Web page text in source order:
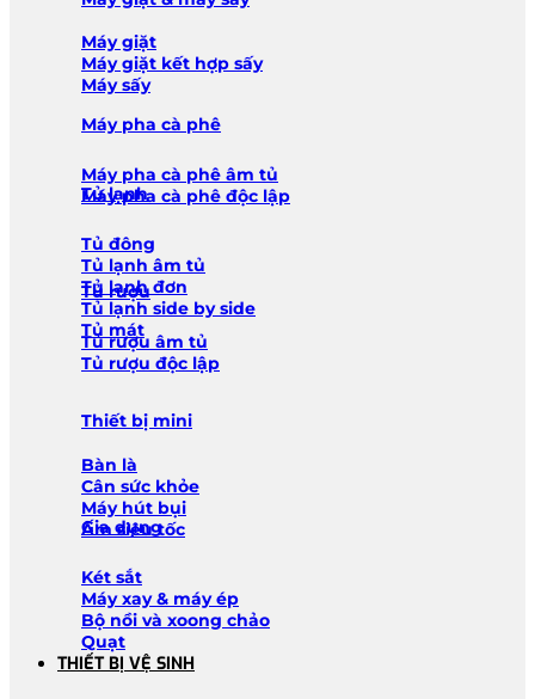
Máy giặt
Máy giặt kết hợp sấy
Máy sấy
Máy pha cà phê
Máy pha cà phê âm tủ
Máy pha cà phê độc lập
Tủ lạnh
Tủ đông
Tủ lạnh âm tủ
Tủ lạnh đơn
Tủ lạnh side by side
Tủ mát
Tủ rượu
Tủ rượu âm tủ
Tủ rượu độc lập
Thiết bị mini
Bàn là
Cân sức khỏe
Máy hút bụi
Ấm siêu tốc
Gia dụng
Két sắt
Máy xay & máy ép
Bộ nồi và xoong chảo
Quạt
THIẾT BỊ VỆ SINH